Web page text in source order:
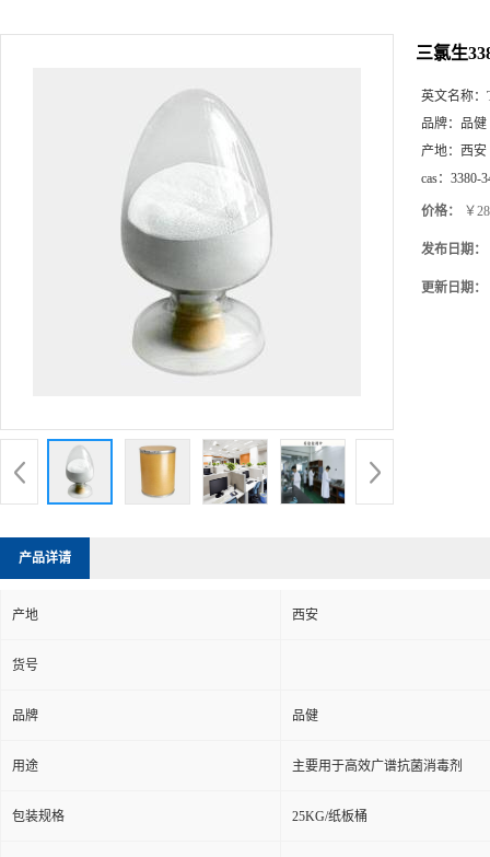
三氯生
英文名称：
品牌： 品健
产地： 西安
cas： 3380-
价格： ￥
发布日期：
更新日期：
产品详请
产地 西安
货号
品牌 品健
用途 主要用于高效广谱抗菌消毒剂
包装规格 25KG/纸板桶